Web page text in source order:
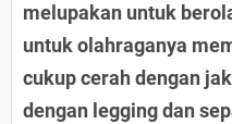
melupakan untuk
untuk olahraganya
cukup cerah dengan
dengan legging dan